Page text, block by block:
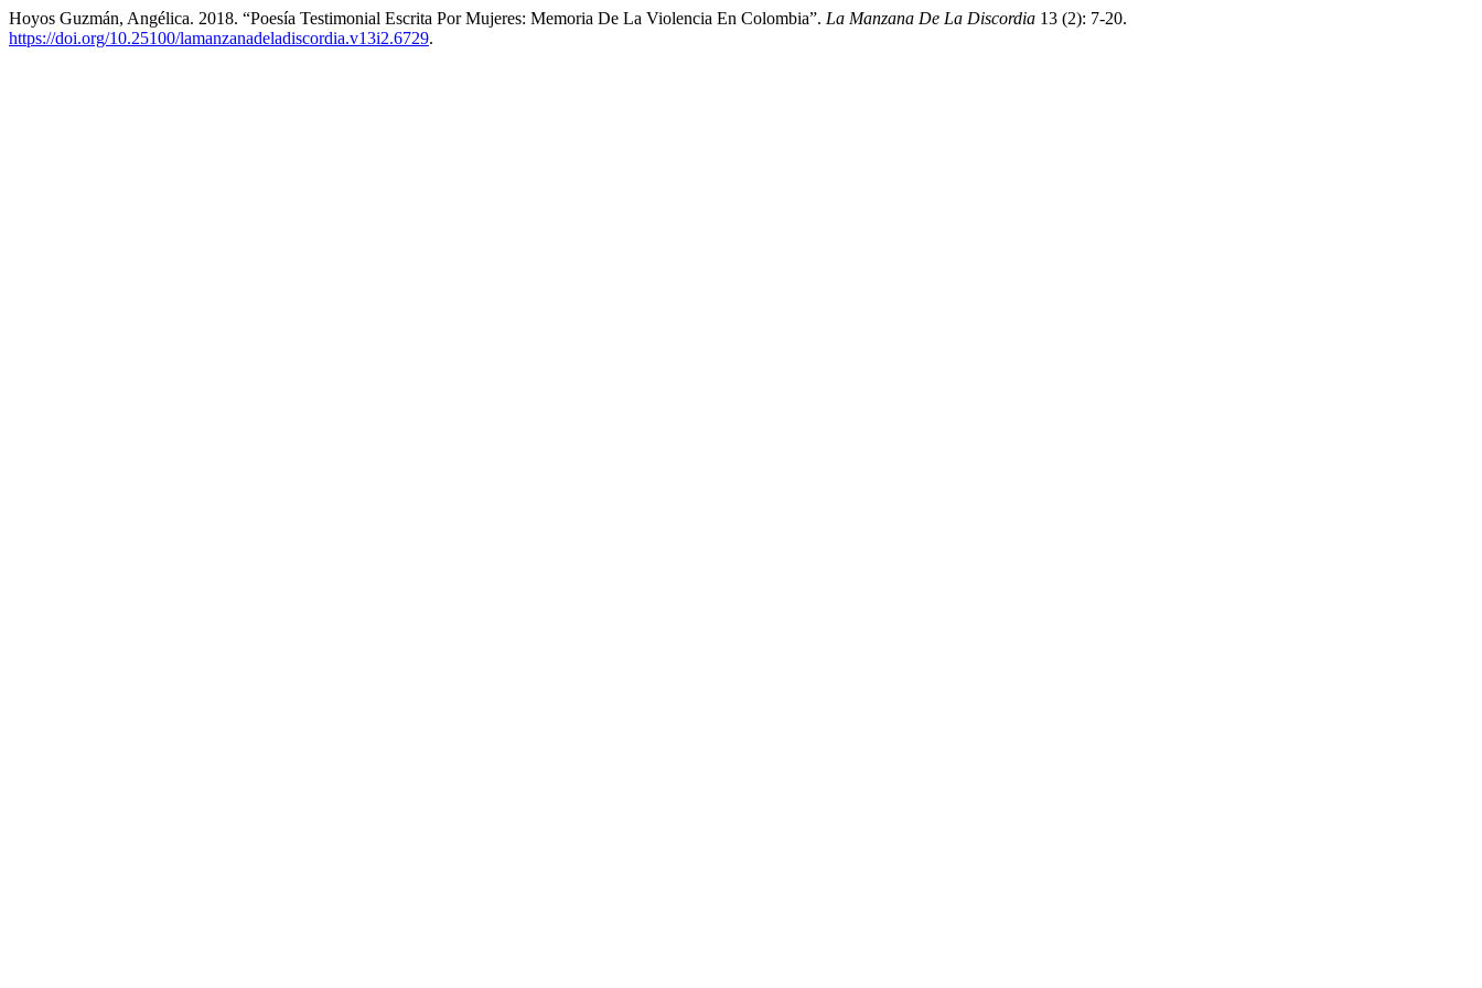
Hoyos Guzmán, Angélica. 2018. “Poesía Testimonial Escrita Por Mujeres: Memoria De La Violencia En Colombia”. La Manzana De La Discordia 13 (2): 7-20.
https://doi.org/10.25100/lamanzanadeladiscordia.v13i2.6729.